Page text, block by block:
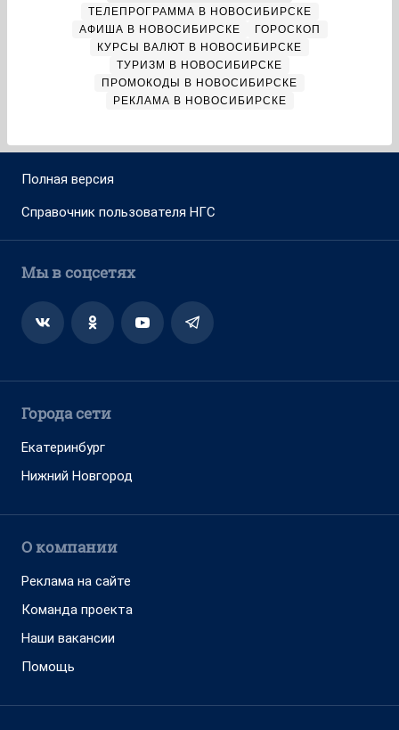
ТЕЛЕПРОГРАММА В НОВОСИБИРСКЕ
АФИША В НОВОСИБИРСКЕ
ГОРОСКОП
КУРСЫ ВАЛЮТ В НОВОСИБИРСКЕ
ТУРИЗМ В НОВОСИБИРСКЕ
ПРОМОКОДЫ В НОВОСИБИРСКЕ
РЕКЛАМА В НОВОСИБИРСКЕ
Полная версия
Справочник пользователя НГС
Мы в соцсетях
Города сети
Екатеринбург
Нижний Новгород
О компании
Реклама на сайте
Команда проекта
Наши вакансии
Помощь